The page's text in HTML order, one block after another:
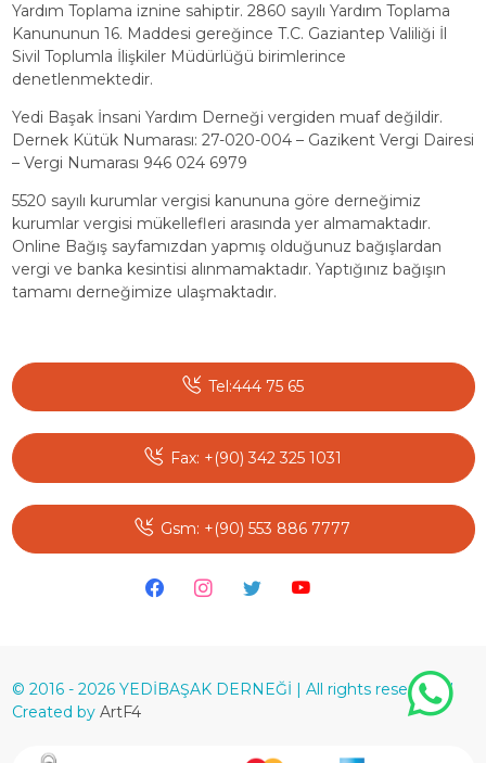
Yardım Toplama iznine sahiptir. 2860 sayılı Yardım Toplama
Kanununun 16. Maddesi gereğince T.C. Gaziantep Valiliği İl
Sivil Toplumla İlişkiler Müdürlüğü birimlerince
denetlenmektedir.
Yedi Başak İnsani Yardım Derneği vergiden muaf değildir.
Dernek Kütük Numarası: 27-020-004 – Gazikent Vergi Dairesi
– Vergi Numarası 946 024 6979
5520 sayılı kurumlar vergisi kanununa göre derneğimiz
kurumlar vergisi mükellefleri arasında yer almamaktadır.
Online Bağış sayfamızdan yapmış olduğunuz bağışlardan
vergi ve banka kesintisi alınmamaktadır. Yaptığınız bağışın
tamamı derneğimize ulaşmaktadır.
Tel:444 75 65
Fax: +(90) 342 325 1031
Gsm: +(90) 553 886 7777
© 2016 - 2026 YEDİBAŞAK DERNEĞİ | All rights reserved. |
Created by ArtF4